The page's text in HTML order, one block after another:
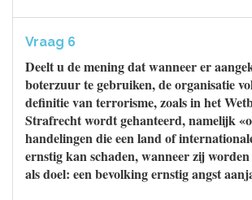
Vraag 6
Deelt u de mening dat wanneer er
boterzuur te gebruiken, de organisatie
definitie van terrorisme, zoals in het
Strafrecht wordt gehanteerd, namelijk
handelingen die een land of
ernstig kan schaden, wanneer zij worden
als doel: een bevolking ernstig angst